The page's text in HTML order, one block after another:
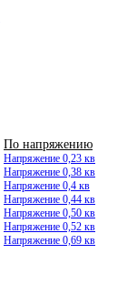
По напряжению
Напряжение 0,23 кв
Напряжение 0,38 кв
Напряжение 0,4 кв
Напряжение 0,44 кв
Напряжение 0,50 кв
Напряжение 0,52 кв
Напряжение 0,69 кв